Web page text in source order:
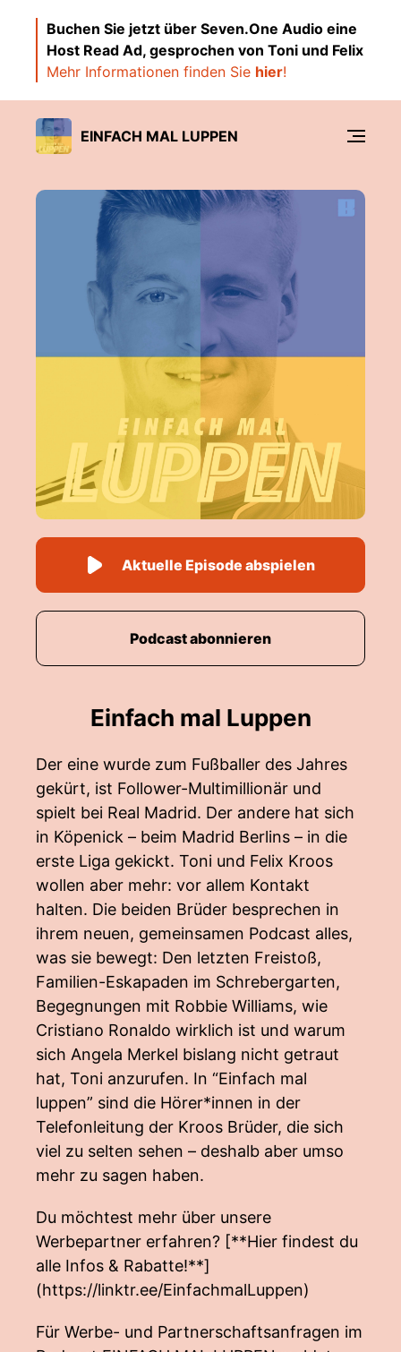
Buchen Sie jetzt über Seven.One Audio eine
Host Read Ad, gesprochen von Toni und Felix
Mehr Informationen finden Sie hier!
EINFACH MAL LUPPEN
Einfach mal Luppen
Der eine wurde zum Fußballer des Jahres
gekürt, ist Follower-Multimillionär und
spielt bei Real Madrid. Der andere hat sich
in Köpenick – beim Madrid Berlins – in die
erste Liga gekickt. Toni und Felix Kroos
wollen aber mehr: vor allem Kontakt
halten. Die beiden Brüder besprechen in
ihrem neuen, gemeinsamen Podcast alles,
was sie bewegt: Den letzten Freistoß,
Familien-Eskapaden im Schrebergarten,
Begegnungen mit Robbie Williams, wie
Cristiano Ronaldo wirklich ist und warum
sich Angela Merkel bislang nicht getraut
hat, Toni anzurufen. In “Einfach mal
luppen” sind die Hörer*innen in der
Telefonleitung der Kroos Brüder, die sich
viel zu selten sehen – deshalb aber umso
mehr zu sagen haben.
Du möchtest mehr über unsere
Werbepartner erfahren? [**Hier findest du
alle Infos & Rabatte!**]
(https://linktr.ee/EinfachmalLuppen)
Für Werbe- und Partnerschaftsanfragen im
Aktuelle Episode abspielen
Podcast abonnieren